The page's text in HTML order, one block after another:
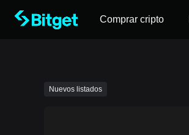
Comprar cripto
Nuevos listados